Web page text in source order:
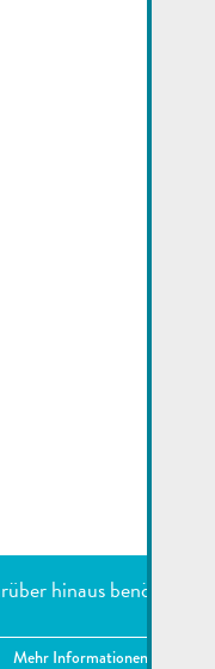
hinaus benötigen
Mehr Informationen